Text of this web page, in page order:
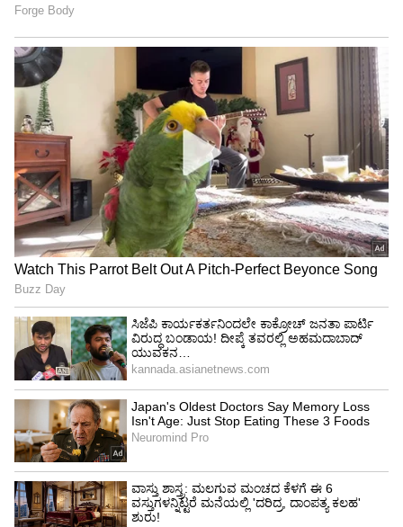
ಈವರೆಗೂ ಬಿಜೆಪಿಯನ್ನು ತೊರೆದ ಸಚಿವ ಹಾಗೂ ಶಾಸಕರು
1. ರಾಧಾ ಕೃಷ್ಣ ಶರ್ಮಾ, ಬದೌನ್ ಜಿಲ್ಲೆಯ ಬಿಲ್ಸಿಯ ಶಾಸಕ.
2. ರಾಕೇಶ್ ರಾಥೋಡ್, ಸೀತಾಪುರದ ಶಾಸಕ
3. ಮಾಧುರಿ ವರ್ಮಾ, ಬಹ್ರೈಚ್‌ನ ನನ್‌ಪಾರಾ ಶಾಸಕಿ
4. ಜೈ ಚೌಬೆ, ಸಂತ ಕಬೀರನಗರದ ಶಾಸಕ
5. ಸ್ವಾಮಿ ಪ್ರಸಾದ್ ಮೌರ್ಯ, ಕ್ಯಾಬಿನೆಟ್ ಮಂತ್ರಿ
6. ಭಗವತಿ ಸಾಗರ್, ಬಿಲ್ಹೌರ್ ಕಾನ್ಪುರ ಶಾಸಕ
7. ಬ್ರಿಜೇಶ್ ಪ್ರಜಾಪತಿ, ಶಾಸಕ
8. ರೋಷನ್ ಲಾಲ್ ವರ್ಮಾ, ಶಾಸಕ